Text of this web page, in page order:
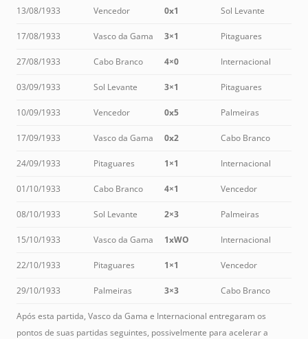
13/08/1933 Vencedor 0x1 Sol Levante
17/08/1933 Vasco da Gama 3×1 Pitaguares
27/08/1933 Cabo Branco 4×0 Internacional
03/09/1933 Sol Levante 3×1 Pitaguares
10/09/1933 Vencedor 0x5 Palmeiras
17/09/1933 Vasco da Gama 0x2 Cabo Branco
24/09/1933 Pitaguares 1×1 Internacional
01/10/1933 Cabo Branco 4×1 Vencedor
08/10/1933 Sol Levante 2×3 Palmeiras
15/10/1933 Vasco da Gama 1xWO Internacional
22/10/1933 Pitaguares 1×1 Vencedor
29/10/1933 Palmeiras 3×3 Cabo Branco
Após esta partida, Vasco da Gama e Internacional entregaram os
pontos de suas partidas seguintes, possivelmente para acelerar a